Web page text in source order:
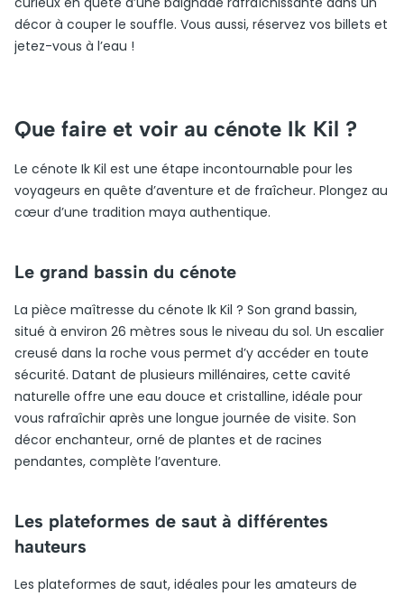
décor à couper le souffle. Vous aussi, réservez vos billets et
jetez-vous à l’eau !
Que faire et voir au cénote Ik Kil ?
Le cénote Ik Kil est une étape incontournable pour les
voyageurs en quête d’aventure et de fraîcheur. Plongez au
cœur d’une tradition maya authentique.
Le grand bassin du cénote
La pièce maîtresse du cénote Ik Kil ? Son grand bassin,
situé à environ 26 mètres sous le niveau du sol. Un escalier
creusé dans la roche vous permet d’y accéder en toute
sécurité. Datant de plusieurs millénaires, cette cavité
naturelle offre une eau douce et cristalline, idéale pour
vous rafraîchir après une longue journée de visite. Son
décor enchanteur, orné de plantes et de racines
pendantes, complète l’aventure.
Les plateformes de saut à différentes
hauteurs
Les plateformes de saut, idéales pour les amateurs de